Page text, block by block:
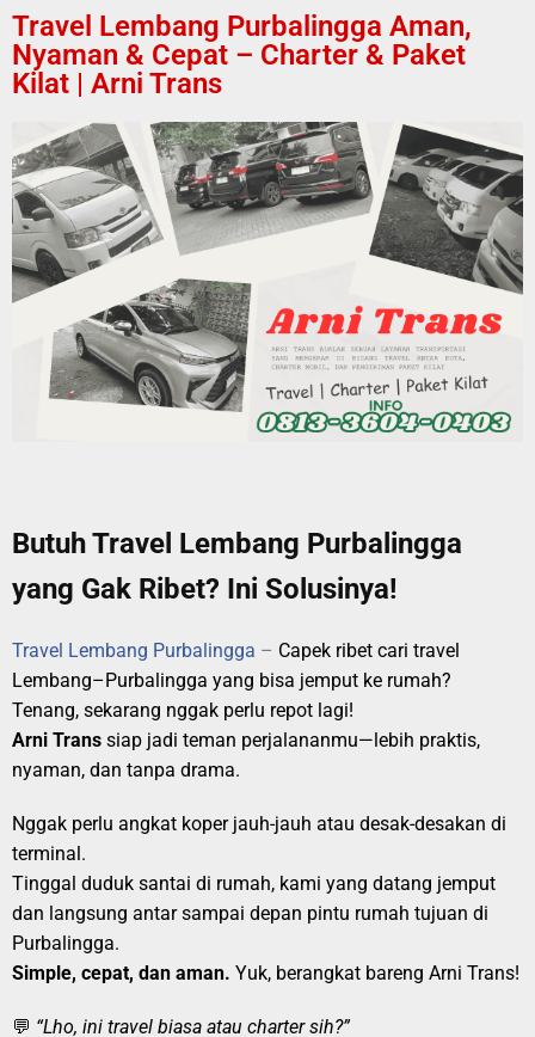
Travel Lembang Purbalingga Aman,
Nyaman & Cepat – Charter & Paket
Kilat | Arni Trans
Butuh Travel Lembang Purbalingga
yang Gak Ribet? Ini Solusinya!
Travel Lembang Purbalingga – Capek ribet cari travel
Lembang–Purbalingga yang bisa jemput ke rumah?
Tenang, sekarang nggak perlu repot lagi!
Arni Trans siap jadi teman perjalananmu—lebih praktis,
nyaman, dan tanpa drama.
Nggak perlu angkat koper jauh-jauh atau desak-desakan di
terminal.
Tinggal duduk santai di rumah, kami yang datang jemput
dan langsung antar sampai depan pintu rumah tujuan di
Purbalingga.
Simple, cepat, dan aman. Yuk, berangkat bareng Arni Trans!
💬 “Lho, ini travel biasa atau charter sih?”